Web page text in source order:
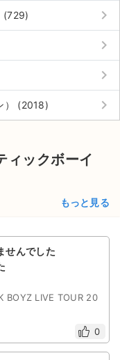
(729) keyboard_arrow_right
keyboard_arrow_right
keyboard_arrow_right
） (2018) keyboard_arrow_right
ィックボーイ
もっと見る
せんでした
BOYZ LIVE TOUR 20
0